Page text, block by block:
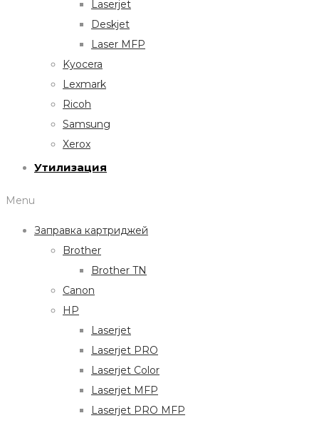
Laserjet
Deskjet
Laser MFP
Kyocera
Lexmark
Ricoh
Samsung
Xerox
Утилизация
Menu
Заправка картриджей
Brother
Brother TN
Canon
HP
Laserjet
Laserjet PRO
Laserjet Color
Laserjet MFP
Laserjet PRO MFP